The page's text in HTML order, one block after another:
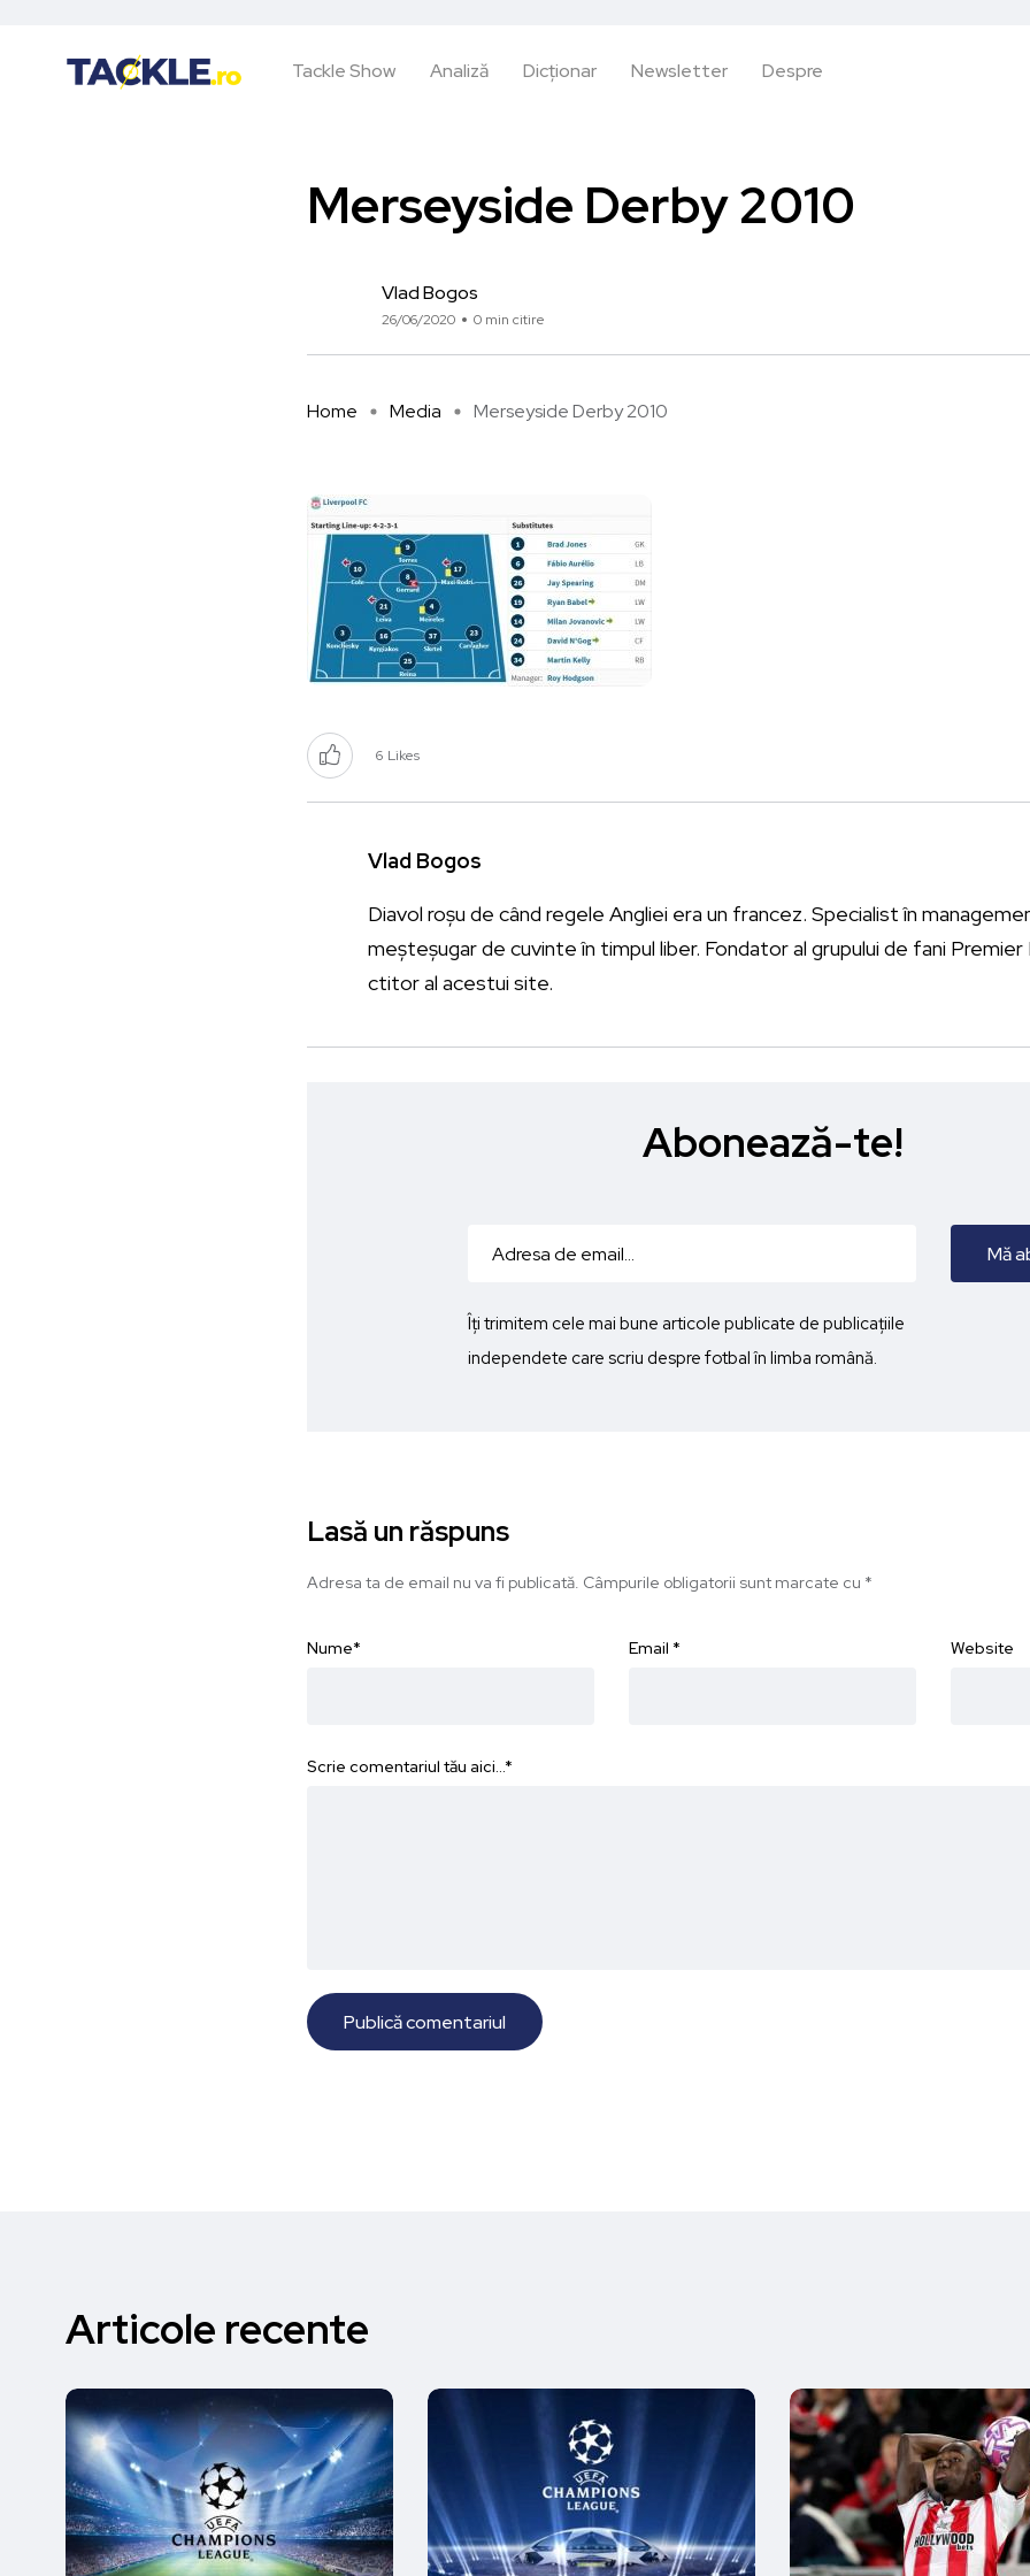
Tackle Show Analiză Dicționar Newsletter Despre
Merseyside Derby 2010
Vlad Bogos
26/06/2020 0 min citire
Home Media Merseyside Derby 2010
6 Likes
Vlad Bogos
Diavol roșu de când regele Angliei era un francez. Specialist în
meșteșugar de cuvinte în timpul liber. Fondator al grupului de fani Premier
ctitor al acestui site.
Abonează-te!
Îți trimitem cele mai bune articole publicate de publicațiile
independete care scriu despre fotbal în limba română.
Lasă un răspuns
Adresa ta de email nu va fi publicată. Câmpurile obligatorii sunt marcate cu *
Nume* Email * Website
Scrie comentariul tău aici...*
Articole recente